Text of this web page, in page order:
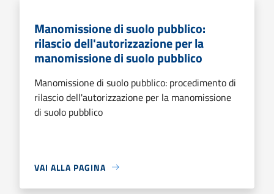
Manomissione di suolo pubblico:
rilascio dell'autorizzazione per la
manomissione di suolo pubblico
Manomissione di suolo pubblico: procedimento di
rilascio dell'autorizzazione per la manomissione
di suolo pubblico
VAI ALLA PAGINA